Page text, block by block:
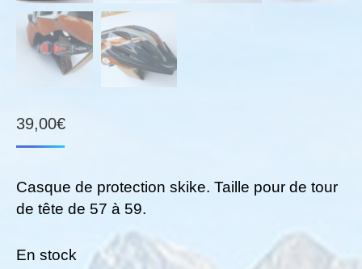
39,00€
Casque de protection skike. Taille pour de tour
de tête de 57 à 59.
En stock